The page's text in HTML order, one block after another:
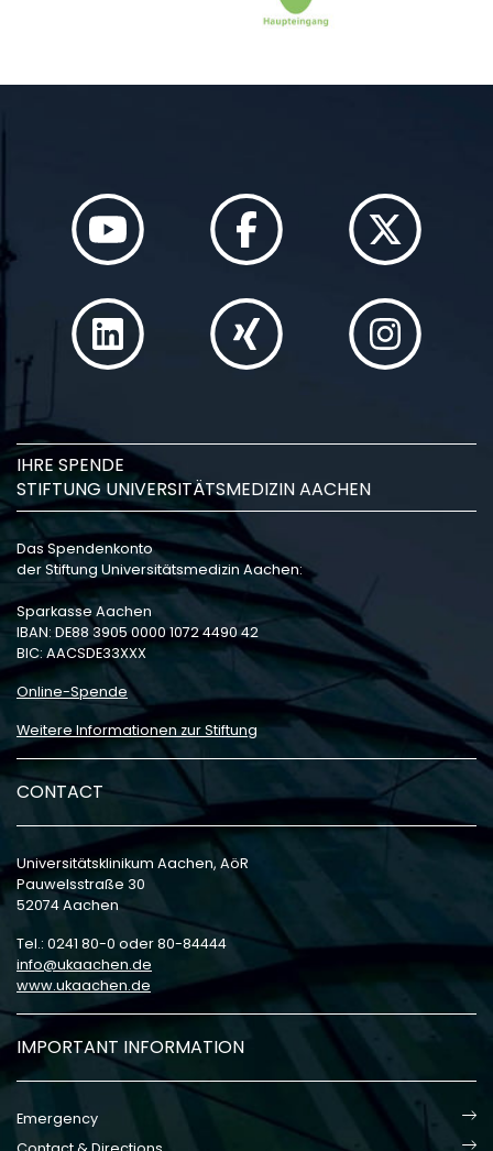
IHRE SPENDE
STIFTUNG UNIVERSITÄTSMEDIZIN AACHEN
Das Spendenkonto
der Stiftung Universitätsmedizin Aachen:
Sparkasse Aachen
IBAN: DE88 3905 0000 1072 4490 42
BIC: AACSDE33XXX
Online-Spende
Weitere Informationen zur Stiftung
CONTACT
Universitätsklinikum Aachen, AöR
Pauwelsstraße 30
52074 Aachen
Tel.: 0241 80-0 oder 80-84444
info
ukaachen de
www.ukaachen.de
IMPORTANT INFORMATION
Emergency